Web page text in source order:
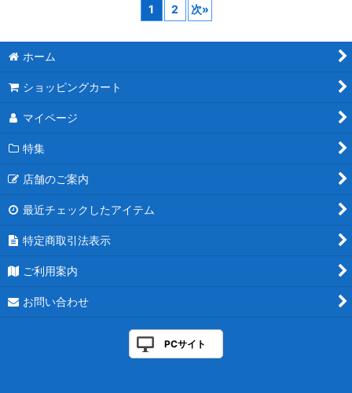
1 2 次»
ホーム
ショッピングカート
マイページ
特集
店舗のご案内
最近チェックしたアイテム
特定商取引法表示
ご利用案内
お問い合わせ
PCサイト